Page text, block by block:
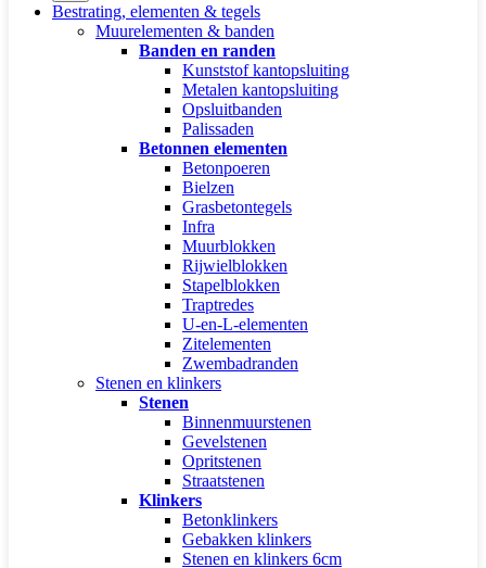
Bestrating, elementen & tegels
Muurelementen & banden
Banden en randen
Kunststof kantopsluiting
Metalen kantopsluiting
Opsluitbanden
Palissaden
Betonnen elementen
Betonpoeren
Bielzen
Grasbetontegels
Infra
Muurblokken
Rijwielblokken
Stapelblokken
Traptredes
U-en-L-elementen
Zitelementen
Zwembadranden
Stenen en klinkers
Stenen
Binnenmuurstenen
Gevelstenen
Opritstenen
Straatstenen
Klinkers
Betonklinkers
Gebakken klinkers
Stenen en klinkers 6cm